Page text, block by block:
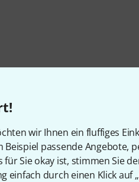
wir Ihnen ein fluffiges
Beispiel passende Angebote,
für Sie okay ist, stimmen Sie
einfach durch einen Klick auf
Ihnen, was Sie